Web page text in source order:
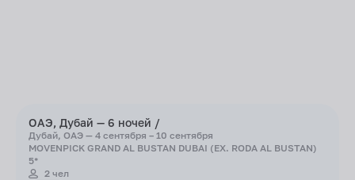
ОАЭ, Дубай — 6 ночей /
Дубай, ОАЭ — 4 сентября – 10 сентября
MOVENPICK GRAND AL BUSTAN DUBAI (EX. RODA AL BUSTAN)
5*
2 чел